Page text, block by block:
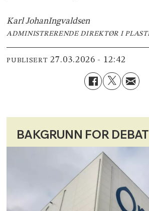
Karl JohanIngvaldsen
ADMINISTRERENDE DIREKTØR I
PUBLISERT 27.03.2026 - 12:42
BAKGRUNN FOR